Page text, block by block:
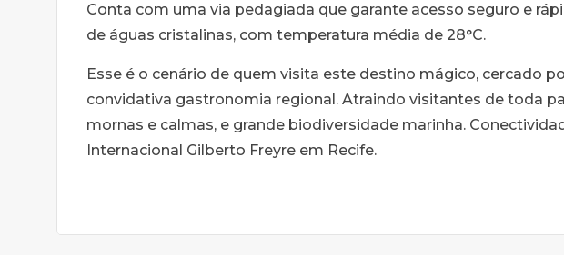
Conta com uma via pedagiada que garante acesso seguro e
de águas cristalinas, com temperatura média de 28°C.
Esse é o cenário de quem visita este destino mágico, cercado
convidativa gastronomia regional. Atraindo visitantes de toda
mornas e calmas, e grande biodiversidade marinha.
Internacional Gilberto Freyre em Recife.